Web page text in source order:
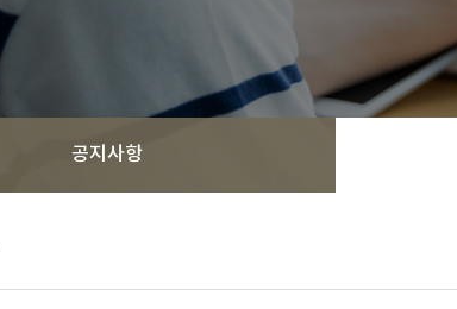
공지사항